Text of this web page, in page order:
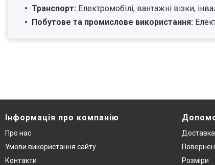
Транспорт: Електромобілі, вантажні візки,
Побутове та промислове використання:
Інформація про компанію
Про нас
Умови використання сайту
Контакти
Розміри